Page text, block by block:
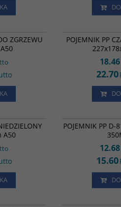
ZGRZEWU
POJEMNIK PP
18.46
22.70
A50
POJEMNIK PP D-
12.68
15.60